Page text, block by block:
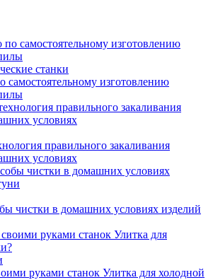
станки
самостоятельному изготовлению
правильного закаливания
условиях
чистки в домашних условиях изделий
руками станок Улитка для холодной